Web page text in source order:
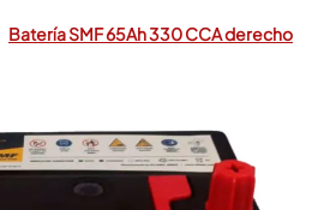
Batería SMF 65Ah 330 CCA derecho
sanitarios
pisos
armarios closet
comedores